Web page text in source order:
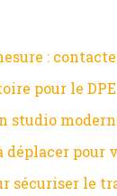
:
pour le
studio
déplacer pour
sécuriser le